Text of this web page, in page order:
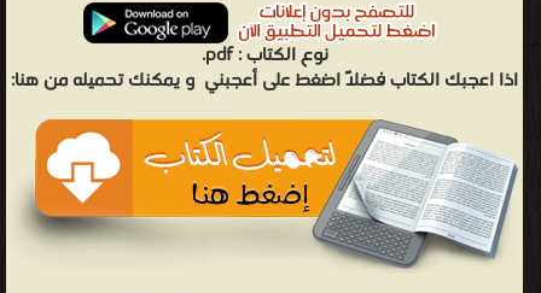
نوع الكتاب :pdf.
اذا اعجبك الكتاب فضلاً اضغط على أعجبني و يمكنك تحميله من هنا: